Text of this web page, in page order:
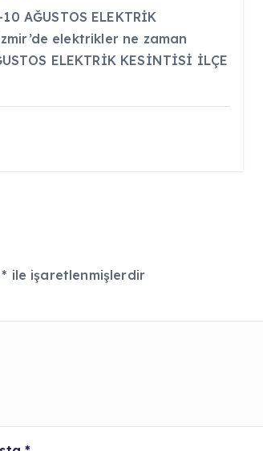
AĞUSTOS ELEKTRİK
elektrikler ne zaman
ELEKTRİK KESİNTİSİ İLÇE
* ile işaretlenmişlerdir